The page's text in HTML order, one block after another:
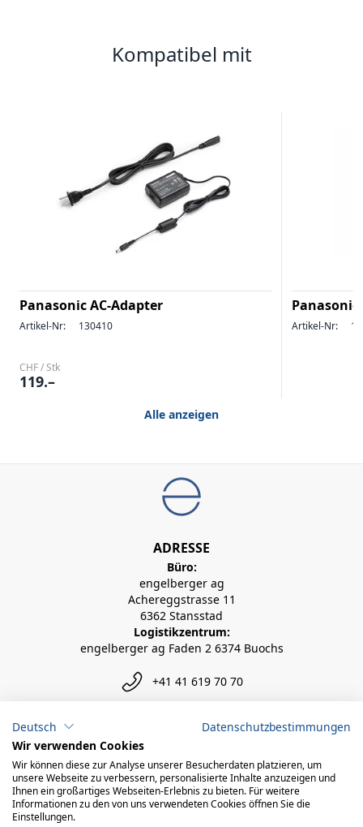
Kompatibel mit
Panasonic AC-Adapter
Artikel-Nr: 130410
CHF / Stk
119.–
Panasonic
Artikel-Nr:
Alle anzeigen
ADRESSE
Büro:
engelberger ag
Achereggstrasse 11
6362 Stansstad
Logistikzentrum:
engelberger ag Faden 2 6374 Buochs
+41 41 619 70 70
info@engelberger.ch
Deutsch
Datenschutzbestimmungen
Wir verwenden Cookies
Wir können diese zur Analyse unserer Besucherdaten platzieren, um
unsere Webseite zu verbessern, personalisierte Inhalte anzuzeigen und
Ihnen ein großartiges Webseiten-Erlebnis zu bieten. Für weitere
Informationen zu den von uns verwendeten Cookies öffnen Sie die
Einstellungen.